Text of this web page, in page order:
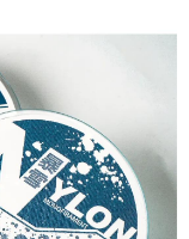
易相關給付款項請求債
之同意方可使用
，本公司不負相關責
用戶狀況，依本公司即
，本公司將視審查結果